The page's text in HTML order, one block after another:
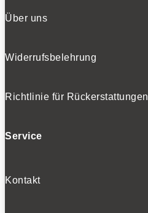
Über uns
Widerrufsbelehrung
Richtlinie für Rückerstattungen
Service
Kontakt